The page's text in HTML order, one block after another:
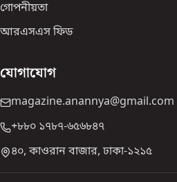
গোপনীয়তা
আরএসএস ফিড
যোগাযোগ
magazine.anannya@gmail.com
+৮৮০ ১৭৮৭-৬৫৬৮৪৭
৪০, কাওরান বাজার, ঢাকা-১২১৫